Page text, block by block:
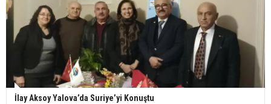
İlay Aksoy Yalova’da Suriye’yi Konuştu